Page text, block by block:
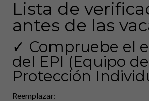
Lista de
antes de las
✓ Compruebe el
del EPI (Equipo de
Protección
Reemplazar: